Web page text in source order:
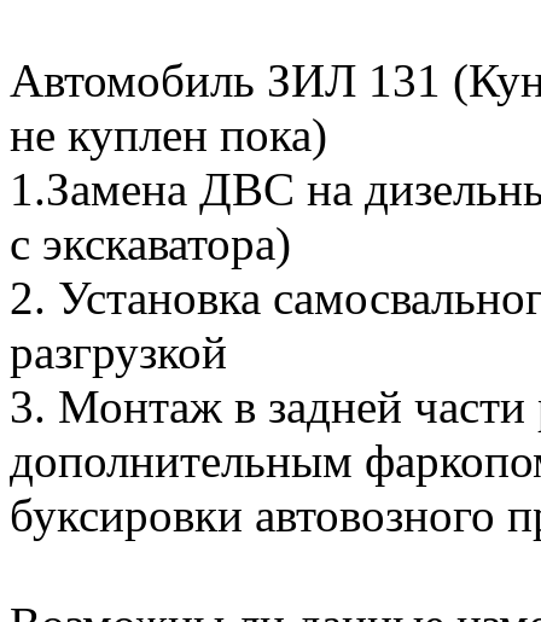
Автомобиль ЗИЛ 131
не куплен пока)
1.Замена ДВС на
с экскаватора)
2. Установка
разгрузкой
3. Монтаж в задней
дополнительным
буксировки автовозного